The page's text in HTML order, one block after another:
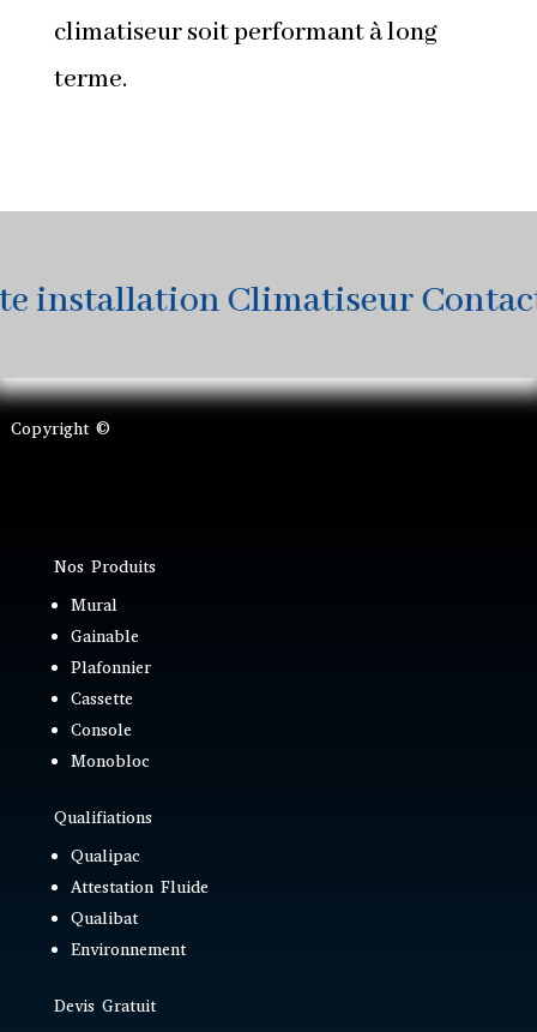
climatiseur soit performant à long
terme.
Climatiseur
Copyright ©
Nos Produits
Mural
Gainable
Plafonnier
Cassette
Console
Monobloc
Qualifiations
Qualipac
Attestation Fluide
Qualibat
Environnement
Devis Gratuit